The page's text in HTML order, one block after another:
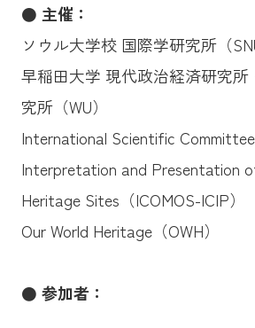
● 主催：
ソウル大学校 国際学研究所（
早稲田大学 現代政治経済研究
究所（WU）
International Scientific
Interpretation and Presentation
Heritage Sites（ICOMOS-ICIP）
Our World Heritage（OWH）
● 参加者：